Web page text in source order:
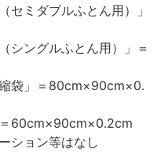
セミダブルふとん用）」
シングルふとん用）」＝
縮袋」＝80cm×90cm×0.
＝60cm×90cm×0.2cm
ション等はなし